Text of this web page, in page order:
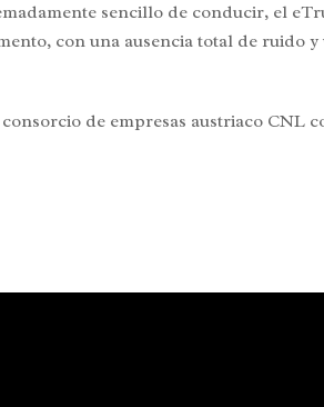
sencillo de conducir, el
con una ausencia total de ruido y
de empresas austriaco CNL